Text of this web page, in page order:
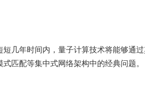
短几年时间内，量子计算技术将能够通
匹配等集中式网络架构中的经典问题。